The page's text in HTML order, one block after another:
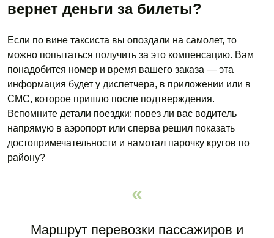
вернет деньги за билеты?
Если по вине таксиста вы опоздали на самолет, то
можно попытаться получить за это компенсацию. Вам
понадобится номер и время вашего заказа — эта
информация будет у диспетчера, в приложении или в
СМС, которое пришло после подтверждения.
Вспомните детали поездки: повез ли вас водитель
напрямую в аэропорт или сперва решил показать
достопримечательности и намотал парочку кругов по
району?
Маршрут перевозки пассажиров и